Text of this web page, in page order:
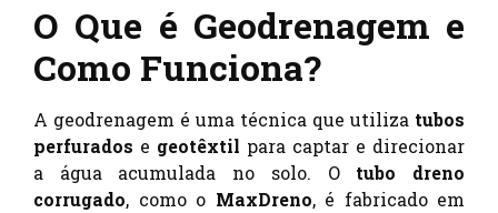
O Que é Geodrenagem e
Como Funciona?
A geodrenagem é uma técnica que utiliza tubos
perfurados e geotêxtil para captar e direcionar
a água acumulada no solo. O tubo dreno
corrugado, como o MaxDreno, é fabricado em